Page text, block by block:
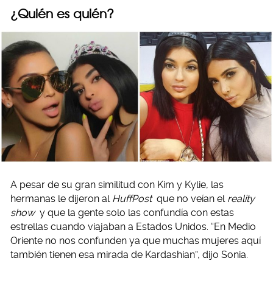
¿Quién es quién?
A pesar de su gran similitud con Kim y Kylie, las
hermanas le dijeron al HuffPost que no veían el reality
show y que la gente solo las confundía con estas
estrellas cuando viajaban a Estados Unidos. “En Medio
Oriente no nos confunden ya que muchas mujeres aquí
también tienen esa mirada de Kardashian”, dijo Sonia.